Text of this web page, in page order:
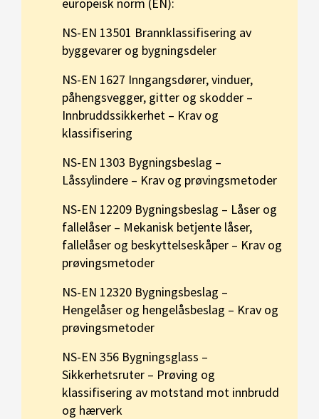
NS-EN 13501 Brannklassifisering av
byggevarer og bygningsdeler
NS-EN 1627 Inngangsdører, vinduer,
påhengsvegger, gitter og skodder –
Innbruddssikkerhet – Krav og
klassifisering
NS-EN 1303 Bygningsbeslag –
Låssylindere – Krav og prøvingsmetoder
NS-EN 12209 Bygningsbeslag – Låser og
fallelåser – Mekanisk betjente låser,
fallelåser og beskyttelseskåper – Krav og
prøvingsmetoder
NS-EN 12320 Bygningsbeslag –
Hengelåser og hengelåsbeslag – Krav og
prøvingsmetoder
NS-EN 356 Bygningsglass –
Sikkerhetsruter – Prøving og
klassifisering av motstand mot innbrudd
og hærverk